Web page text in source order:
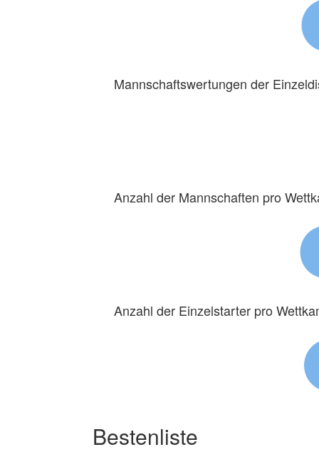
Mannschaftswertungen der
Anzahl der Mannschaften pro
Anzahl der Einzelstarter pro
Bestenliste